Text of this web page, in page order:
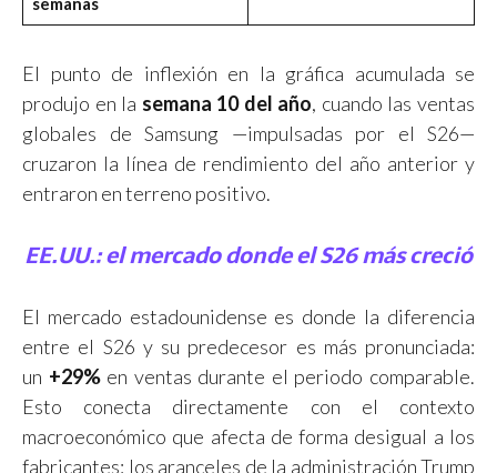
El punto de inflexión en la gráfica acumulada se
produjo en la semana 10 del año, cuando las ventas
globales de Samsung —impulsadas por el S26—
cruzaron la línea de rendimiento del año anterior y
entraron en terreno positivo.
EE.UU.: el mercado donde el S26 más creció
El mercado estadounidense es donde la diferencia
entre el S26 y su predecesor es más pronunciada:
un +29%en ventas durante el periodo comparable.
Esto conecta directamente con el contexto
macroeconómico que afecta de forma desigual a los
fabricantes: los aranceles de la administración Trump